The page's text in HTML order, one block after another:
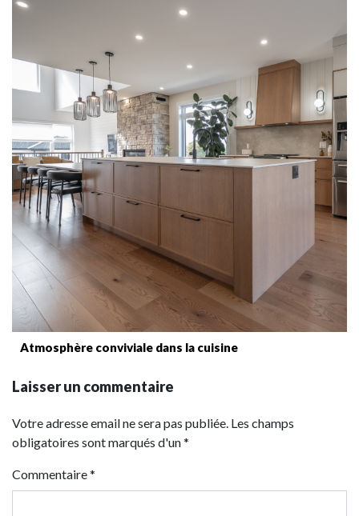
Atmosphère conviviale dans la cuisine
Laisser un commentaire
Votre adresse email ne sera pas publiée. Les champs
obligatoires sont marqués d'un *
Commentaire*